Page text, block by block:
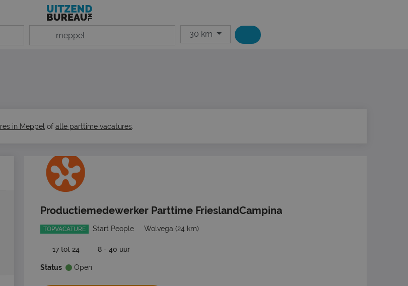
30 km
in Meppel of alle parttime vacatures
Productiemedewerker Parttime FrieslandCampina
TOPVACATURE Start People Wolvega (24 km)
17 tot 24 8 - 40 uur
Status Open